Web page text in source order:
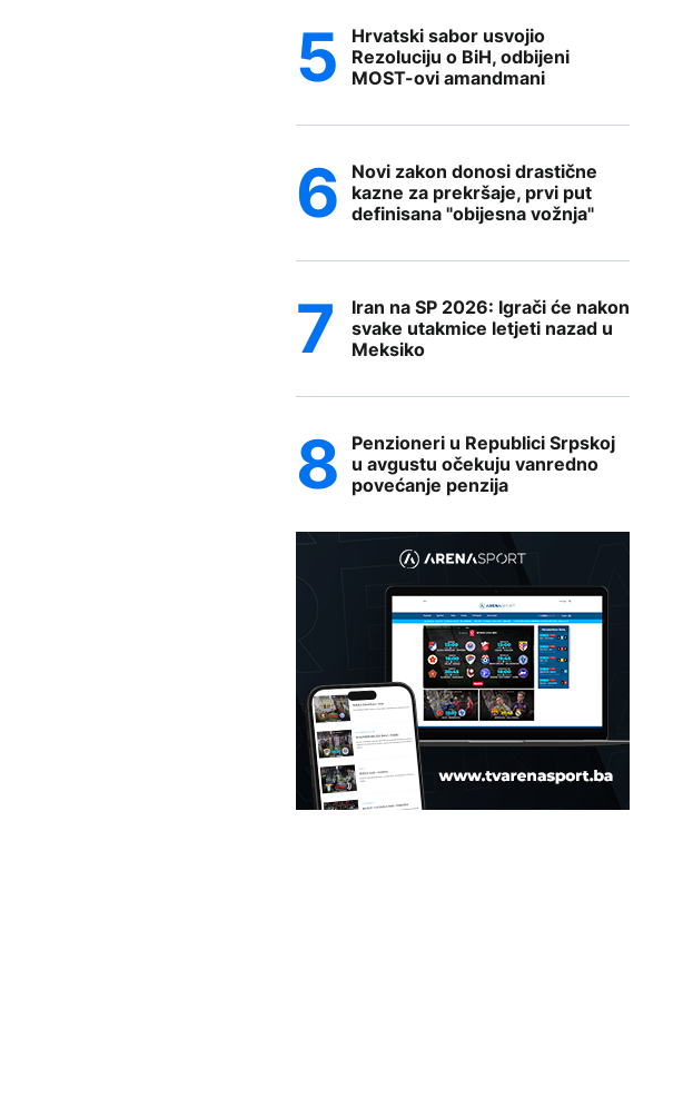
Hrvatski sabor usvojio
Rezoluciju o BiH, odbijeni
MOST-ovi amandmani
Novi zakon donosi drastične
kazne za prekršaje, prvi put
definisana "obijesna vožnja"
Iran na SP 2026: Igrači će nakon
svake utakmice letjeti nazad u
Meksiko
Penzioneri u Republici Srpskoj
u avgustu očekuju vanredno
povećanje penzija